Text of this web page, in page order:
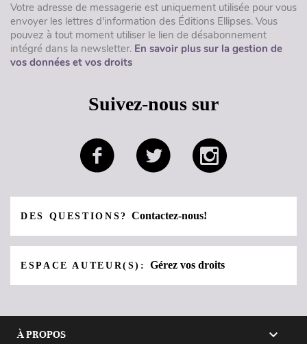
Votre adresse de messagerie est uniquement utilisée pour vous
envoyer les lettres d'information des Éditions Ellipses. Vous
pouvez à tout moment utiliser le lien de désabonnement
intégré dans la newsletter. En savoir plus sur la gestion de
vos données et vos droits
Suivez-nous sur
DES QUESTIONS?Contactez-nous!
ESPACE AUTEUR(S):Gérez vos droits
À PROPOS 